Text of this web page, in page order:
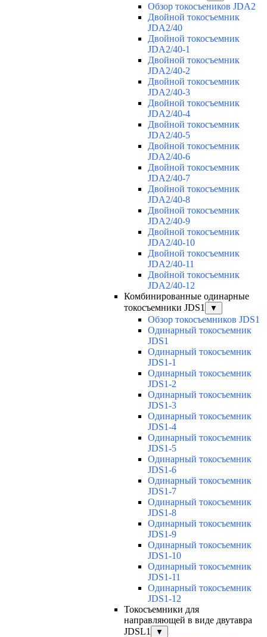
Обзор токосъеников JDA2
Двойной токосъемник
JDA2/40
Двойной токосъемник
JDA2/40-1
Двойной токосъемник
JDA2/40-2
Двойной токосъемник
JDA2/40-3
Двойной токосъемник
JDA2/40-4
Двойной токосъемник
JDA2/40-5
Двойной токосъемник
JDA2/40-6
Двойной токосъемник
JDA2/40-7
Двойной токосъемник
JDA2/40-8
Двойной токосъемник
JDA2/40-9
Двойной токосъемник
JDA2/40-10
Двойной токосъемник
JDA2/40-11
Двойной токосъемник
JDA2/40-12
Комбинированные одинарные
токосъемники JDS1
▼
Обзор токосъемников JDS1
Одинарный токосъемник
JDS1
Одинарный токосъемник
JDS1-1
Одинарный токосъемник
JDS1-2
Одинарный токосъемник
JDS1-3
Одинарный токосъемник
JDS1-4
Одинарный токосъемник
JDS1-5
Одинарный токосъемник
JDS1-6
Одинарный токосъемник
JDS1-7
Одинарный токосъемник
JDS1-8
Одинарный токосъемник
JDS1-9
Одинарный токосъемник
JDS1-10
Одинарный токосъемник
JDS1-11
Одинарный токосъемник
JDS1-12
Токосъемники для
направляющей в виде двутавра
JDSL1
▼